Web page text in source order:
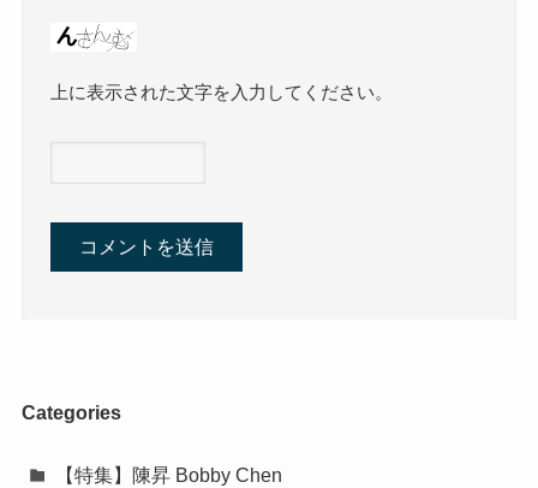
上に表示された文字を入力してください。
Categories
【特集】陳昇 Bobby Chen